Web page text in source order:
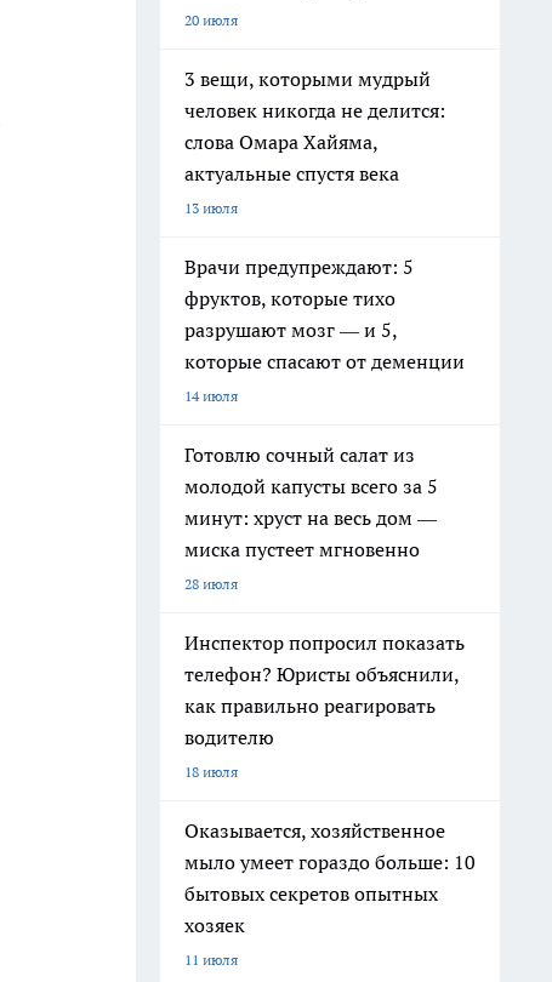
20 июля
3 вещи, которыми мудрый
человек никогда не делится:
слова Омара Хайяма,
актуальные спустя века
13 июля
Врачи предупреждают: 5
фруктов, которые тихо
разрушают мозг — и 5,
которые спасают от деменции
14 июля
Готовлю сочный салат из
молодой капусты всего за 5
минут: хруст на весь дом —
миска пустеет мгновенно
28 июля
Инспектор попросил показать
телефон? Юристы объяснили,
как правильно реагировать
водителю
18 июля
Оказывается, хозяйственное
мыло умеет гораздо больше: 10
бытовых секретов опытных
хозяек
11 июля